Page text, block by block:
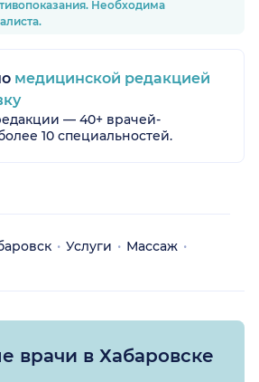
Необходима
медицинской редакцией
— 40+ врачей-
10 специальностей.
Услуги
Массаж
врачи в Хабаровске